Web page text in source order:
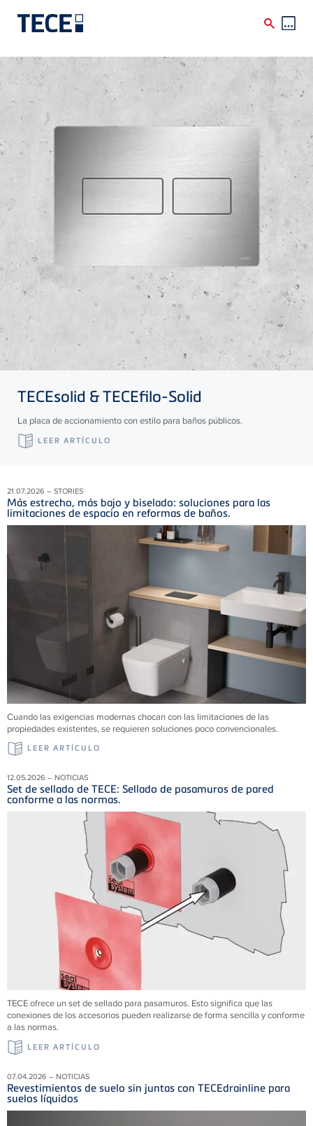
Skip to main content
TECEsolid &TECEfilo-Solid
La placa de accionamiento con estilo para baños públicos.
LEER ARTÍCULO
21.07.2026 – STORIES
Más estrecho, más bajo y biselado: soluciones para las
limitaciones de espacio en reformas de baños.
Cuando las exigencias modernas chocan con las limitaciones de las
propiedades existentes, se requieren soluciones poco convencionales.
LEER ARTÍCULO
12.05.2026 – NOTICIAS
Set de sellado de TECE: Sellado de pasamuros de pared
conforme a las normas.
TECE ofrece un set de sellado para pasamuros. Esto significa que las
conexiones de los accesorios pueden realizarse de forma sencilla y conforme
a las normas.
LEER ARTÍCULO
07.04.2026 – NOTICIAS
Revestimientos de suelo sin juntas con TECEdrainline para
suelos líquidos